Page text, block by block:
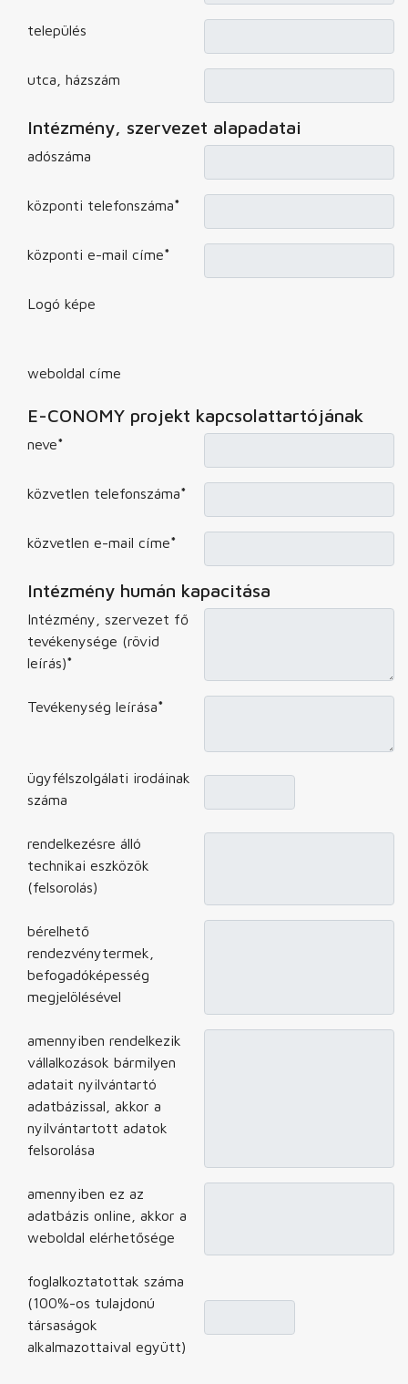
település
utca, házszám
Intézmény, szervezet alapadatai
adószáma
központi telefonszáma*
központi e-mail címe*
Logó képe
weboldal címe
E-CONOMY projekt kapcsolattartójának
neve*
közvetlen telefonszáma*
közvetlen e-mail címe*
Intézmény humán kapacitása
Intézmény, szervezet fő
tevékenysége (rövid
leírás)*
Tevékenység leírása*
ügyfélszolgálati irodáinak
száma
rendelkezésre álló
technikai eszközök
(felsorolás)
bérelhető
rendezvénytermek,
befogadóképesség
megjelölésével
amennyiben rendelkezik
vállalkozások bármilyen
adatait nyilvántartó
adatbázissal, akkor a
nyilvántartott adatok
felsorolása
amennyiben ez az
adatbázis online, akkor a
weboldal elérhetősége
foglalkoztatottak száma
(100%-os tulajdonú
társaságok
alkalmazottaival együtt)